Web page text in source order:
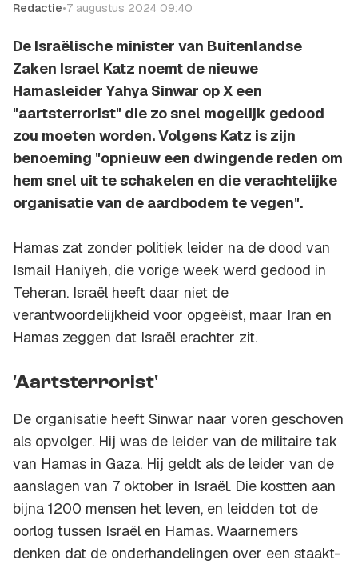
Redactie•7 augustus 2024 09:40
De Israëlische minister van Buitenlandse
Zaken Israel Katz noemt de nieuwe
Hamasleider Yahya Sinwar op X een
"aartsterrorist" die zo snel mogelijk gedood
zou moeten worden. Volgens Katz is zijn
benoeming "opnieuw een dwingende reden om
hem snel uit te schakelen en die verachtelijke
organisatie van de aardbodem te vegen".
Hamas zat zonder politiek leider na de dood van
Ismail Haniyeh, die vorige week werd gedood in
Teheran. Israël heeft daar niet de
verantwoordelijkheid voor opgeëist, maar Iran en
Hamas zeggen dat Israël erachter zit.
'Aartsterrorist'
De organisatie heeft Sinwar naar voren geschoven
als opvolger. Hij was de leider van de militaire tak
van Hamas in Gaza. Hij geldt als de leider van de
aanslagen van 7 oktober in Israël. Die kostten aan
bijna 1200 mensen het leven, en leidden tot de
oorlog tussen Israël en Hamas. Waarnemers
denken dat de onderhandelingen over een staakt-